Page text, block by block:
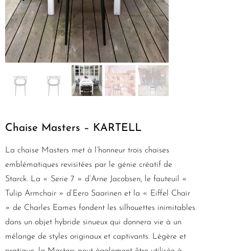
Chaise Masters – KARTELL
La chaise Masters met à l’honneur trois chaises
emblématiques revisitées par le génie créatif de
Starck. La « Serie 7 » d’Arne Jacobsen, le fauteuil «
Tulip Armchair » d’Eero Saarinen et la « Eiffel Chair
» de Charles Eames fondent les silhouettes inimitables
dans un objet hybride sinueux qui donnera vie à un
mélange de styles originaux et captivants. Légère et